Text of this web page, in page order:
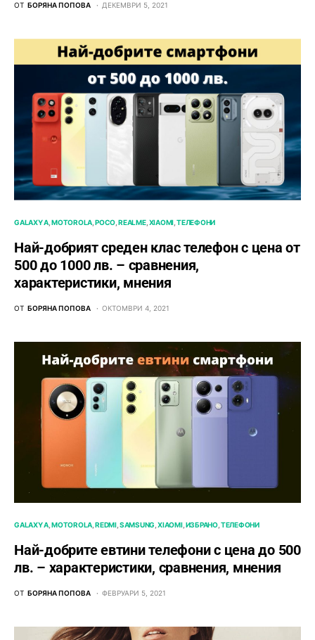
ОТ БОРЯНА ПОПОВА ДЕКЕМВРИ 5, 2021
GALAXY A MOTOROLA POCO REALME XIAOMI ТЕЛЕФОНИ
Най-добрият среден клас телефон с цена от
500 до 1000 лв. – сравнения,
характеристики, мнения
ОТ БОРЯНА ПОПОВА ОКТОМВРИ 4, 2021
GALAXY A MOTOROLA REDMI SAMSUNG XIAOMI ИЗБРАНО ТЕЛЕФОНИ
Най-добрите евтини телефони с ценa до 500
лв. – характeристики, сравнения, мнения
ОТ БОРЯНА ПОПОВА ФЕВРУАРИ 5, 2021